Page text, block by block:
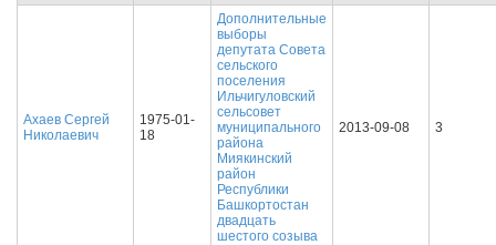
Ахаев Сергей
Николаевич
1975-01-
18
Дополнительные
выборы
депутата Совета
сельского
поселения
Ильчигуловский
сельсовет
муниципального
района
Миякинский
район
Республики
Башкортостан
двадцать
шестого созыва
2013-09-08 3